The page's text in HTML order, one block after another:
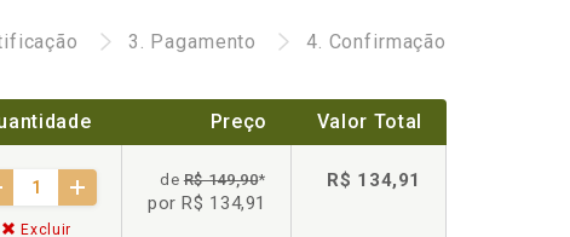
3. Pagamento 4. Confirmação
Preço Valor Total
Excluir
deR$ 149,90*
por R$ 134,91
R$ 134,91